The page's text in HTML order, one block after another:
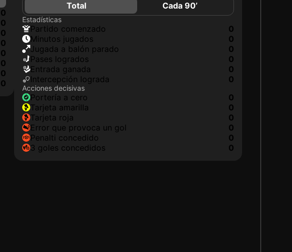
0
0
0
0
0
0
0
Total Cada 90’
Estadísticas
partido comenzado
0
minutos jugados
0
jugada a balón parado
0
pases logrados
0
Entrada ganada
0
Intercepción lograda
0
Acciones decisivas
portería a cero
0
tarjeta amarilla
0
tarjeta roja
0
Error que provoca un gol
0
Penalti concedido
0
3 goles concedidos
0